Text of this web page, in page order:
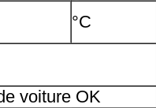
°C
voiture OK